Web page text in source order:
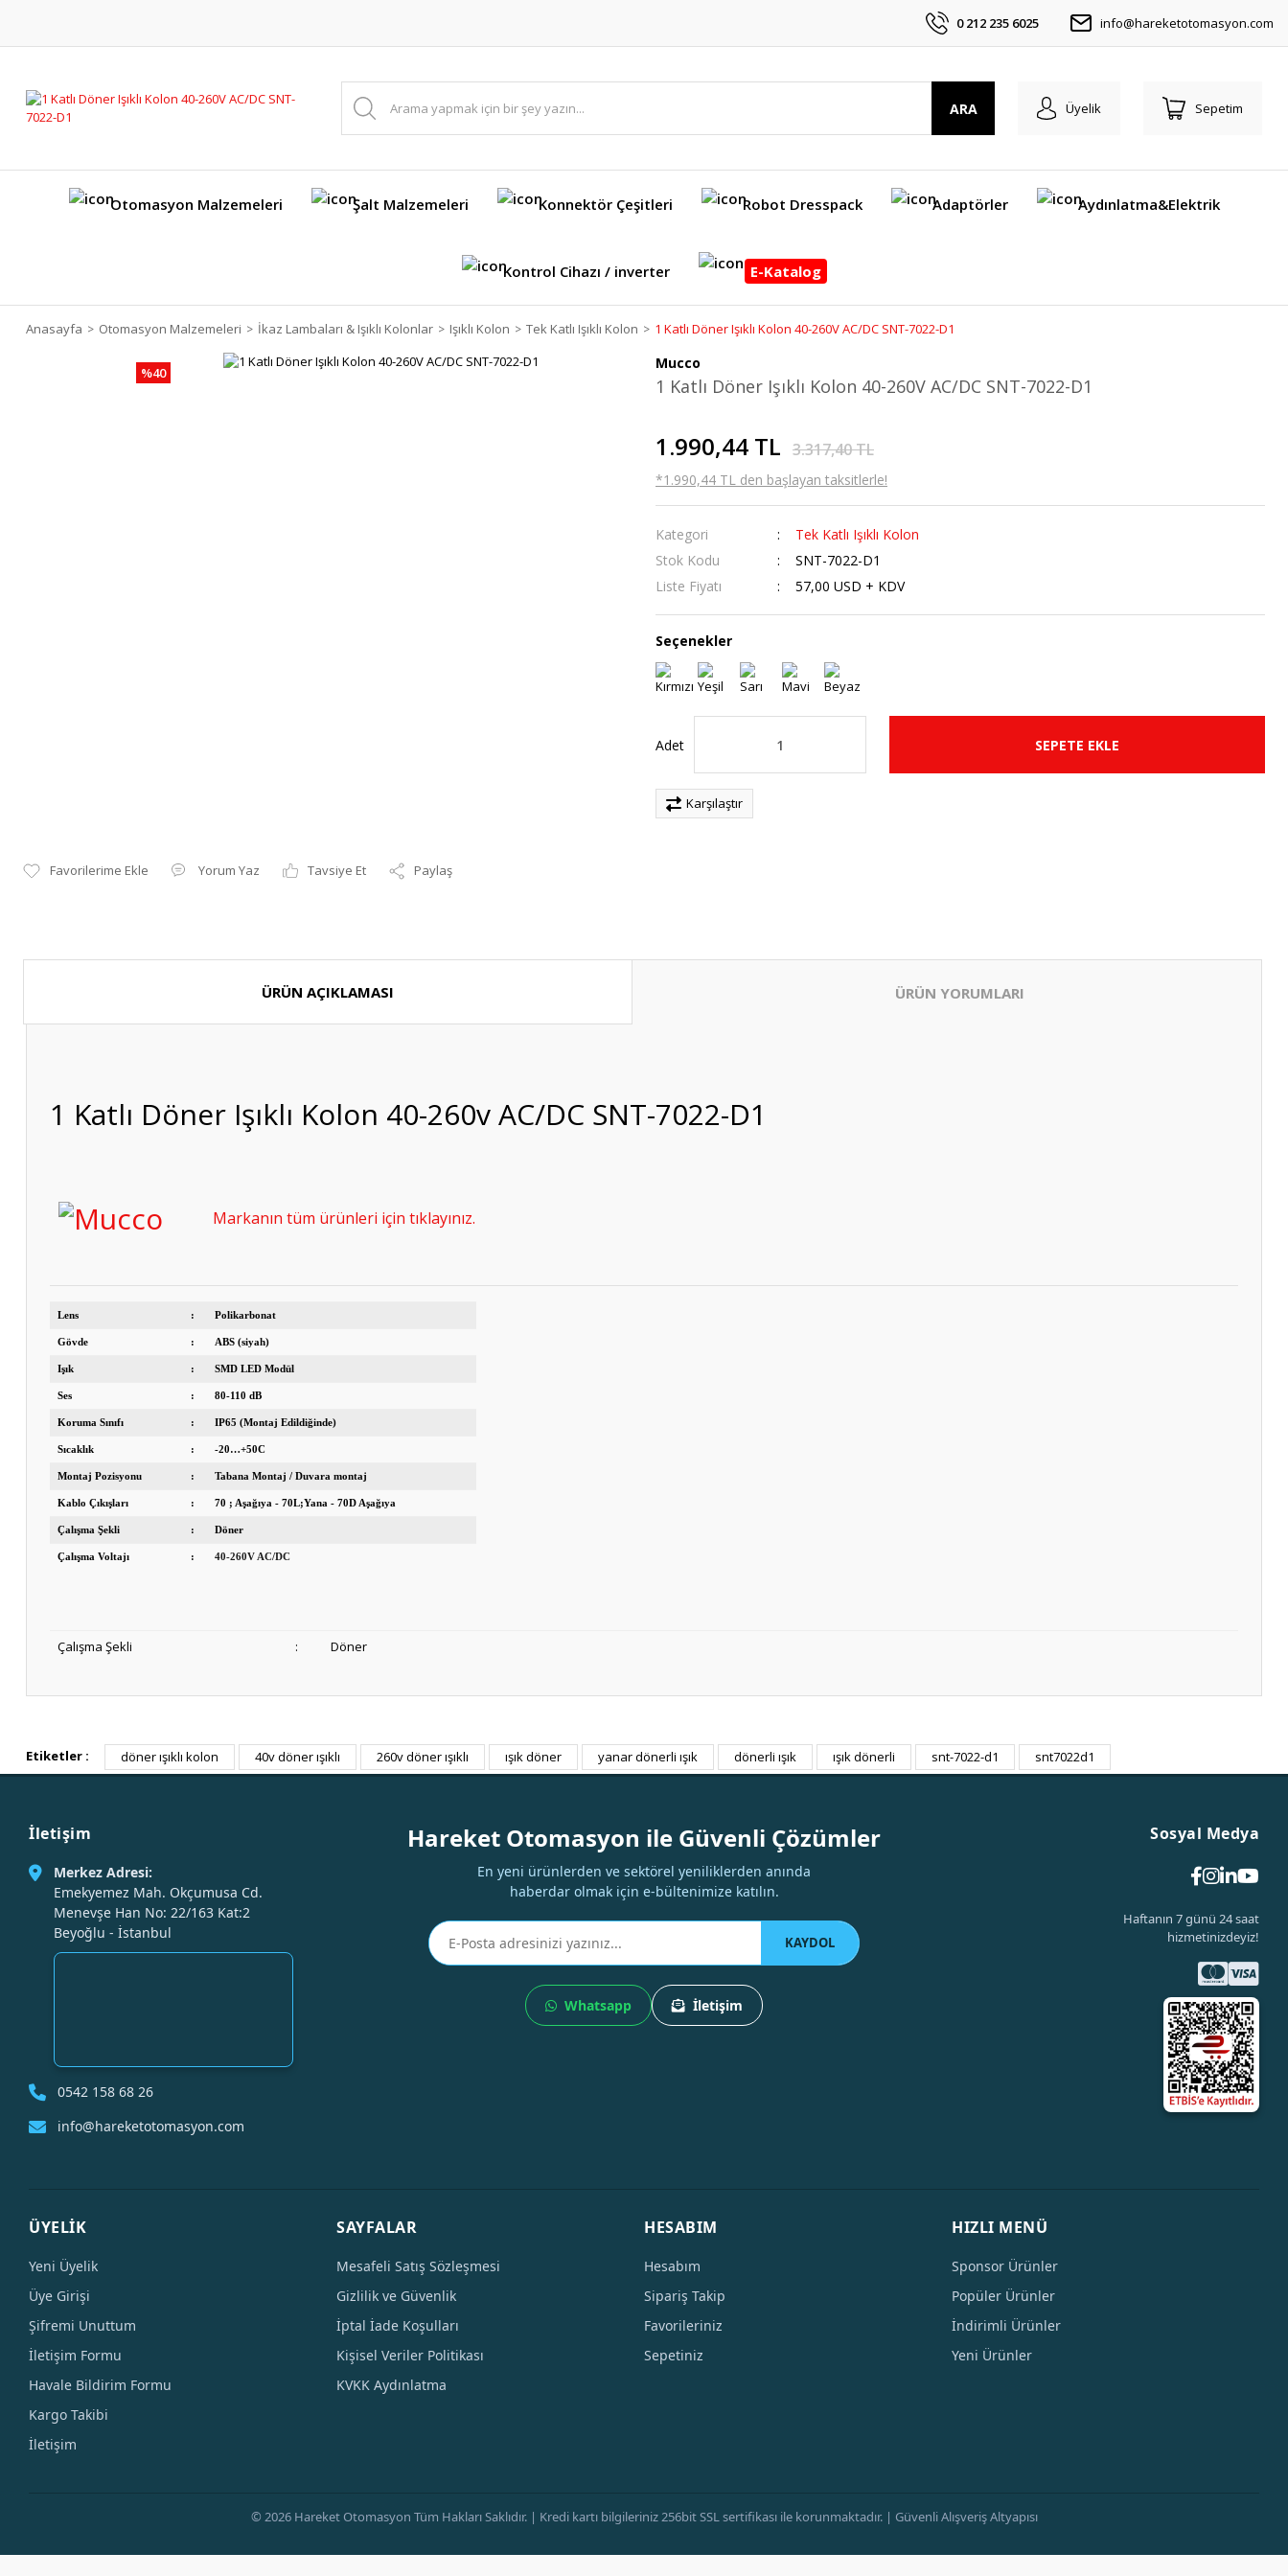
0 212 235 6025 info@hareketotomasyon.com
ARA Üyelik Sepetim
Otomasyon Malzemeleri Şalt Malzemeleri Konnektör Çeşitleri Robot Dresspack Adaptörler Aydınlatma&Elektrik
Kontrol Cihazı / inverter E-Katalog
Anasayfa Otomasyon Malzemeleri İkaz Lambaları & Işıklı Kolonlar Işıklı Kolon Tek Katlı Işıklı Kolon 1 Katlı Döner Işıklı Kolon 40-260V AC/DC SNT-7022-D1
%40
Yorum Yaz Tavsiye Et Paylaş
Mucco
1 Katlı Döner Işıklı Kolon 40-260V AC/DC SNT-7022-D1
1.990,44 TL 3.317,40 TL
*1.990,44 TL den başlayan taksitlerle!
Kategori
Tek Katlı Işıklı Kolon
Stok Kodu
SNT-7022-D1
Liste Fiyatı
57,00 USD + KDV
Seçenekler
Adet SEPETE EKLE
Karşılaştır
ÜRÜN AÇIKLAMASI ÜRÜN YORUMLARI
1 Katlı Döner Işıklı Kolon 40-260v AC/DC SNT-7022-D1
Markanın tüm ürünleri için tıklayınız.
Lens : Polikarbonat
Gövde : ABS (siyah)
Işık : SMD LED Modül
Ses : 80-110 dB
Koruma Sınıfı : IP65 (Montaj Edildiğinde)
Sıcaklık : -20…+50C
Montaj Pozisyonu : Tabana Montaj / Duvara montaj
Kablo Çıkışları : 70 ; Aşağıya - 70L;Yana - 70D Aşağıya
Çalışma Şekli : Döner
Çalışma Voltajı : 40-260V AC/DC
Çalışma Şekli : Döner
Bu ürüne ilk yorumu siz yapın!
Etiketler : döner ışıklı kolon 40v döner ışıklı 260v döner ışıklı ışık döner yanar dönerli ışık dönerli ışık ışık dönerli snt-7022-d1 snt7022d1
İletişim
Merkez Adresi:
Emekyemez Mah. Okçumusa Cd.
Menevşe Han No: 22/163 Kat:2
Beyoğlu - İstanbul
0542 158 68 26
info@hareketotomasyon.com
Hareket Otomasyon ile Güvenli Çözümler
En yeni ürünlerden ve sektörel yeniliklerden anında
haberdar olmak için e-bültenimize katılın.
KAYDOL
Whatsapp İletişim
Sosyal Medya
Haftanın 7 günü 24 saat
hizmetinizdeyiz!
ÜYELİK
Yeni Üyelik
Üye Girişi
Şifremi Unuttum
İletişim Formu
Havale Bildirim Formu
Kargo Takibi
İletişim
SAYFALAR
Mesafeli Satış Sözleşmesi
Gizlilik ve Güvenlik
İptal İade Koşulları
Kişisel Veriler Politikası
KVKK Aydınlatma
HESABIM
Hesabım
Sipariş Takip
Favorileriniz
Sepetiniz
HIZLI MENÜ
Sponsor Ürünler
Popüler Ürünler
İndirimli Ürünler
Yeni Ürünler
© 2026 Hareket Otomasyon Tüm Hakları Saklıdır. | Kredi kartı bilgileriniz 256bit SSL sertifikası ile korunmaktadır. | Güvenli Alışveriş Altyapısı